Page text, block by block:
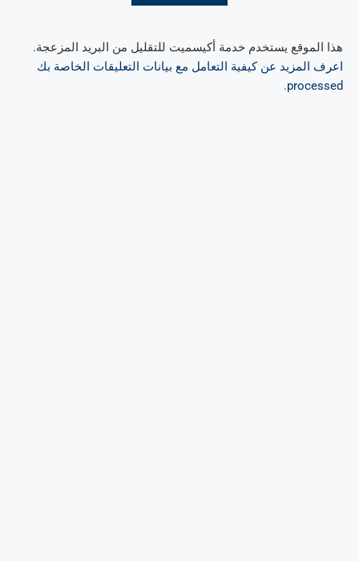
هذا الموقع يستخدم خدمة أكيسميت للتقليل من البريد المزعجة.
اعرف المزيد عن كيفية التعامل مع بيانات التعليقات الخاصة بك
processed
.